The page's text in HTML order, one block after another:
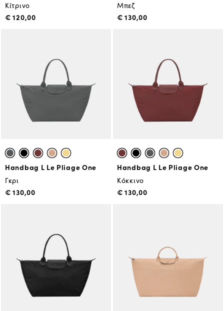
Κίτρινο
€ 120,00
Μπεζ
€ 130,00
Handbag L Le Pliage One
Γκρι
€ 130,00
Handbag L Le Pliage One
Κόκκινο
€ 130,00